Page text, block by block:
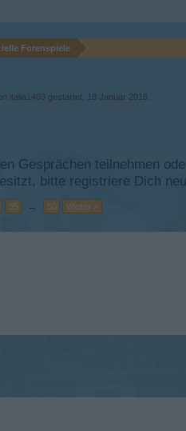
Forenspiele
italia1403 gestartet, 18 Januar 2018
Gesprächen teilnehmen
bitte registriere Dich
35 → 50 Weiter >